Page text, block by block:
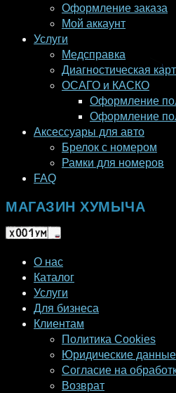
Оформление заказа
Мой аккаунт
Услуги
Медсправка
Диагностическая
ОСАГО и КАСКО
Оформление
Оформление
Аксессуары для авто
Брелок с номером
Рамки для номеров
FAQ
МАГАЗИН ХУМЫЧА
О нас
Каталог
Услуги
Для бизнеса
Клиентам
Политика Cookies
Юридические данные
Согласие на
Возврат